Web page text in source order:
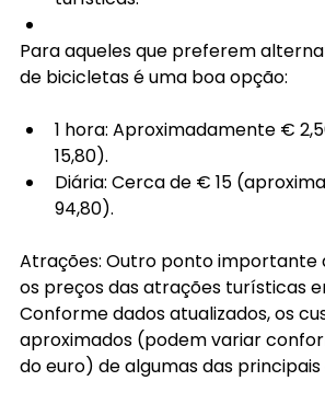
Para aqueles que preferem
de bicicletas é uma boa opção:
1 hora: Aproximadamente €
15,80).
Diária: Cerca de € 15
94,80).
Atrações: Outro ponto importante
os preços das atrações turísticas
Conforme dados atualizados, os
aproximados (podem variar
do euro) de algumas das